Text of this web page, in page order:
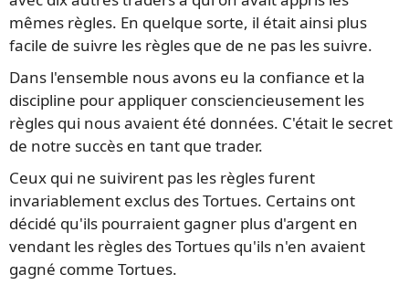
mêmes règles. En quelque sorte, il était ainsi plus
facile de suivre les règles que de ne pas les suivre.
Dans l'ensemble nous avons eu la confiance et la
discipline pour appliquer consciencieusement les
règles qui nous avaient été données. C'était le secret
de notre succès en tant que trader.
Ceux qui ne suivirent pas les règles furent
invariablement exclus des Tortues. Certains ont
décidé qu'ils pourraient gagner plus d'argent en
vendant les règles des Tortues qu'ils n'en avaient
gagné comme Tortues.